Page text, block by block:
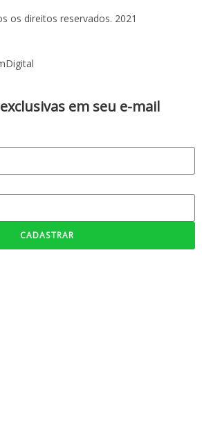
os direitos reservados. 2021
em seu e-mail
CADASTRAR